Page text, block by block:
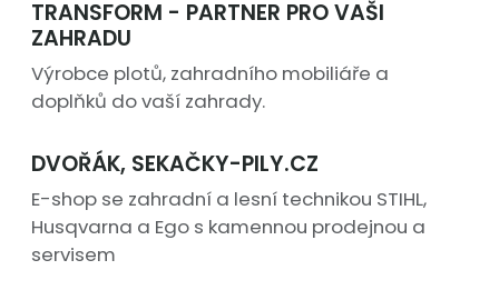
TRANSFORM - PARTNER PRO VAŠI
ZAHRADU
Výrobce plotů, zahradního mobiliáře a
doplňků do vaší zahrady.
DVOŘÁK, SEKAČKY-PILY.CZ
E-shop se zahradní a lesní technikou STIHL,
Husqvarna a Ego s kamennou prodejnou a
servisem